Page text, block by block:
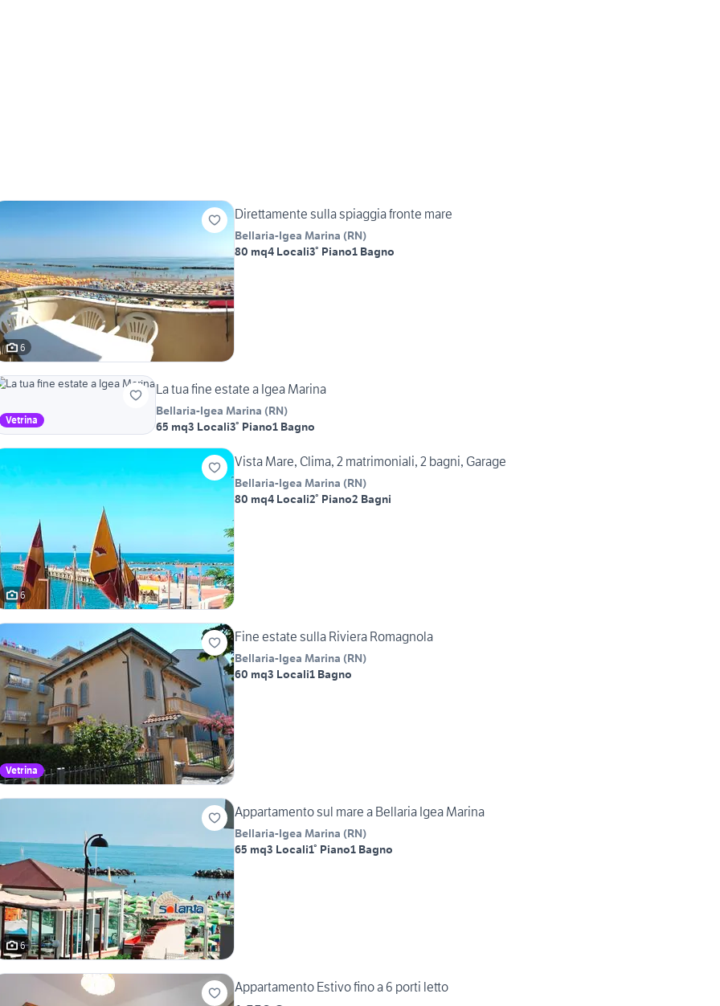
6
Direttamente sulla spiaggia fronte mare
Bellaria-Igea Marina (RN)
80 mq4 Locali3° Piano1 Bagno
Vetrina
La tua fine estate a Igea Marina
Bellaria-Igea Marina (RN)
65 mq3 Locali3° Piano1 Bagno
6
Vista Mare, Clima, 2 matrimoniali, 2 bagni, Garage
Bellaria-Igea Marina (RN)
80 mq4 Locali2° Piano2 Bagni
Vetrina
Fine estate sulla Riviera Romagnola
Bellaria-Igea Marina (RN)
60 mq3 Locali1 Bagno
6
Appartamento sul mare a Bellaria Igea Marina
Bellaria-Igea Marina (RN)
65 mq3 Locali1° Piano1 Bagno
Appartamento Estivo fino a 6 porti letto